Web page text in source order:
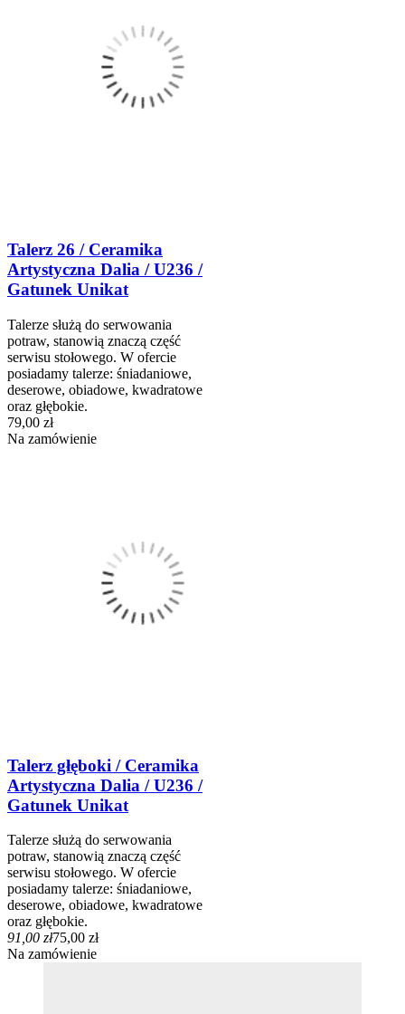
Talerz 26 / Ceramika
Artystyczna Dalia / U236 /
Gatunek Unikat
Talerze służą do serwowania
potraw, stanowią znaczą część
serwisu stołowego. W ofercie
posiadamy talerze: śniadaniowe,
deserowe, obiadowe, kwadratowe
oraz głębokie.
79,00 zł
Na zamówienie
Talerz głęboki / Ceramika
Artystyczna Dalia / U236 /
Gatunek Unikat
Talerze służą do serwowania
potraw, stanowią znaczą część
serwisu stołowego. W ofercie
posiadamy talerze: śniadaniowe,
deserowe, obiadowe, kwadratowe
oraz głębokie.
91,00 zł75,00 zł
Na zamówienie